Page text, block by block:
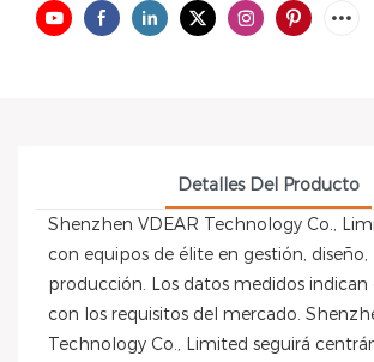
Detalles Del Producto
Shenzhen VDEAR Technology Co.,
con equipos de élite en gestión, diseño,
producción. Los datos medidos
con los requisitos del mercado.
Technology Co., Limited seguirá